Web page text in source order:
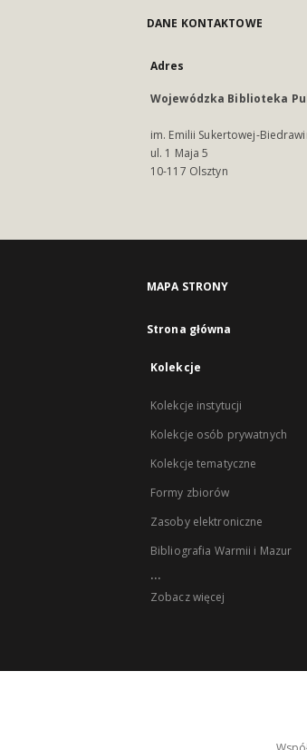
DANE KONTAKTOWE
Adres
Wojewódzka Biblioteka
im. Emilii Sukertowej-
ul. 1 Maja 5
10-117 Olsztyn
MAPA STRONY
Strona główna
Kolekcje
Kolekcje instytucji
Kolekcje osób prywatnych
Kolekcje tematyczne
Formy zbiorów
Zasoby elektroniczne
Bibliografia Warmii i Mazur
...
Zobacz więcej